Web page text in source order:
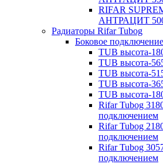
RIFAR
АНТРАЦИТ
Радиаторы Rifar Tubog
Боковое подключение
TUB высота-
TUB высота-
TUB высота-
TUB высота-
TUB высота-
Rifar Tubog
подключением
Rifar Tubog
подключением
Rifar Tubog
подключением